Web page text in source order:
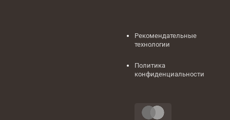
Рекомендательные
технологии
Политика
конфиденциальности